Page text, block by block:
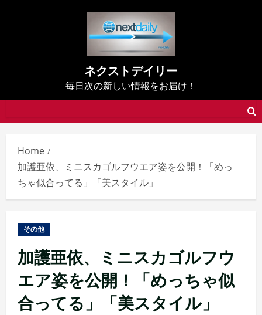
ネクストデイリー
毎日次の新しい情報をお届け！
Home
加護亜依、ミニスカゴルフウエア姿を公開！「めっ
ちゃ似合ってる」「美スタイル」
その他
加護亜依、ミニスカゴルフウ
エア姿を公開！「めっちゃ似
合ってる」「美スタイル」